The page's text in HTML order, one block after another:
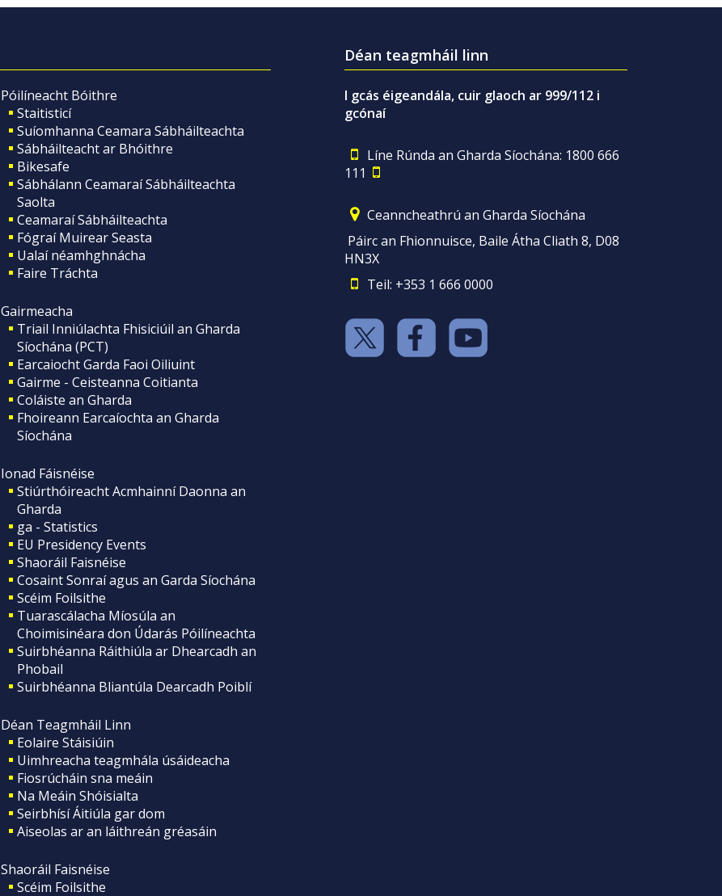
Póilíneacht Bóithre
Staitisticí
Suíomhanna Ceamara Sábháilteachta
Sábháilteacht ar Bhóithre
Bikesafe
Sábhálann Ceamaraí Sábháilteachta
Saolta
Ceamaraí Sábháilteachta
Fógraí Muirear Seasta
Ualaí néamhghnácha
Faire Tráchta
Gairmeacha
Triail Inniúlachta Fhisiciúil an Gharda
Síochána (PCT)
Earcaiocht Garda Faoi Oiliuint
Gairme - Ceisteanna Coitianta
Coláiste an Gharda
Fhoireann Earcaíochta an Gharda
Síochána
Ionad Fáisnéise
Stiúrthóireacht Acmhainní Daonna an
Gharda
ga - Statistics
EU Presidency Events
Shaoráil Faisnéise
Cosaint Sonraí agus an Garda Síochána
Scéim Foilsithe
Tuarascálacha Míosúla an
Choimisinéara don Údarás Póilíneachta
Suirbhéanna Ráithiúla ar Dhearcadh an
Phobail
Suirbhéanna Bliantúla Dearcadh Poiblí
Déan Teagmháil Linn
Eolaire Stáisiúin
Uimhreacha teagmhála úsáideacha
Fiosrúcháin sna meáin
Na Meáin Shóisialta
Seirbhísí Áitiúla gar dom
Aiseolas ar an láithreán gréasáin
Shaoráil Faisnéise
Scéim Foilsithe
Déan teagmháil linn
I gcás éigeandála, cuir glaoch ar 999/112 i
gcónaí
Líne Rúnda an Gharda Síochána: 1800 666
111
Ceanncheathrú an Gharda Síochána
Páirc an Fhionnuisce, Baile Átha Cliath 8, D08
HN3X
Teil: +353 1 666 0000